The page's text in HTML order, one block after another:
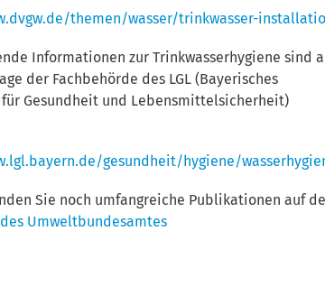
themen/wasser/trinkwasser-
Informationen zur Trinkwasserhygiene sind
der Fachbehörde des LGL (Bayerisches
Gesundheit und Lebensmittelsicherheit)
gesundheit/hygiene/
Sie noch umfangreiche Publikationen auf
Umweltbundesamtes